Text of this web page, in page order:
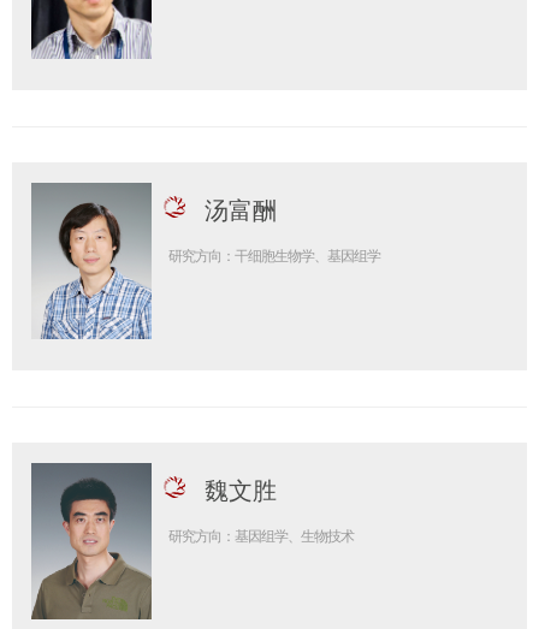
汤富酬
研究方向：干细胞生物学、基因组学
魏文胜
研究方向：基因组学、生物技术